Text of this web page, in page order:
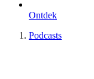
Ontdek
Podcasts